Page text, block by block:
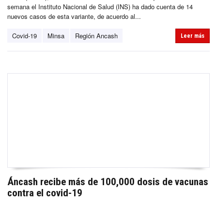
semana el Instituto Nacional de Salud (INS) ha dado cuenta de 14
nuevos casos de esta variante, de acuerdo al...
Covid-19 Minsa Región Ancash Leer más
Áncash recibe más de 100,000 dosis de vacunas
contra el covid-19